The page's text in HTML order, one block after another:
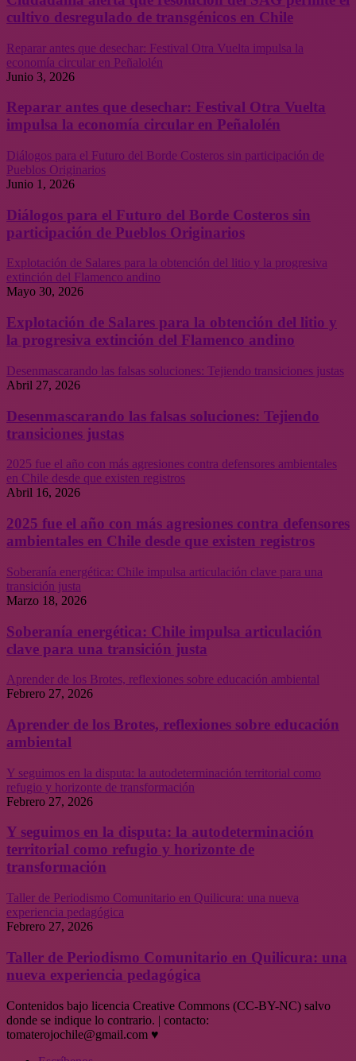
cultivo desregulado de transgénicos en Chile
Reparar antes que desechar: Festival Otra Vuelta impulsa la
economía circular en Peñalolén
Junio 3, 2026
Reparar antes que desechar: Festival Otra Vuelta
impulsa la economía circular en Peñalolén
Diálogos para el Futuro del Borde Costeros sin participación de
Pueblos Originarios
Junio 1, 2026
Diálogos para el Futuro del Borde Costeros sin
participación de Pueblos Originarios
Explotación de Salares para la obtención del litio y la progresiva
extinción del Flamenco andino
Mayo 30, 2026
Explotación de Salares para la obtención del litio y
la progresiva extinción del Flamenco andino
Desenmascarando las falsas soluciones: Tejiendo transiciones justas
Abril 27, 2026
Desenmascarando las falsas soluciones: Tejiendo
transiciones justas
2025 fue el año con más agresiones contra defensores ambientales
en Chile desde que existen registros
Abril 16, 2026
2025 fue el año con más agresiones contra defensores
ambientales en Chile desde que existen registros
Soberanía energética: Chile impulsa articulación clave para una
transición justa
Marzo 18, 2026
Soberanía energética: Chile impulsa articulación
clave para una transición justa
Aprender de los Brotes, reflexiones sobre educación ambiental
Febrero 27, 2026
Aprender de los Brotes, reflexiones sobre educación
ambiental
Y seguimos en la disputa: la autodeterminación territorial como
refugio y horizonte de transformación
Febrero 27, 2026
Y seguimos en la disputa: la autodeterminación
territorial como refugio y horizonte de
transformación
Taller de Periodismo Comunitario en Quilicura: una nueva
experiencia pedagógica
Febrero 27, 2026
Taller de Periodismo Comunitario en Quilicura: una
nueva experiencia pedagógica
Contenidos bajo licencia Creative Commons (CC-BY-NC) salvo
donde se indique lo contrario. | contacto:
tomaterojochile@gmail.com ♥